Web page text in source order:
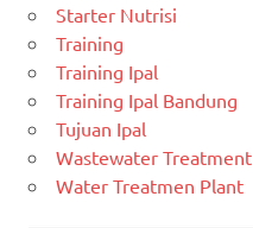
Starter Nutrisi
Training
Training Ipal
Training Ipal Bandung
Tujuan Ipal
Wastewater Treatment
Water Treatmen Plant